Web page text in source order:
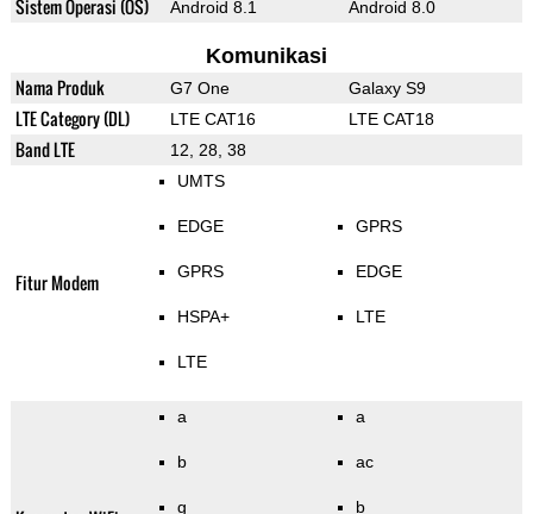
Sistem Operasi (OS) Android 8.1 Android 8.0
Komunikasi
Nama Produk G7 One Galaxy S9
LTE Category (DL) LTE CAT16 LTE CAT18
Band LTE 12, 28, 38
Fitur Modem
UMTS
EDGE
GPRS
HSPA+
LTE
GPRS
EDGE
LTE
a
b
g
a
ac
b